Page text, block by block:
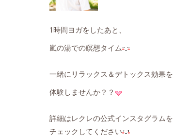
1時間ヨガをしたあと、
嵐の湯での瞑想タイム
一緒にリラックス＆デトックス効果を
体験しませんか？？
詳細はレクレの公式インスタグラムを
チェックしてください